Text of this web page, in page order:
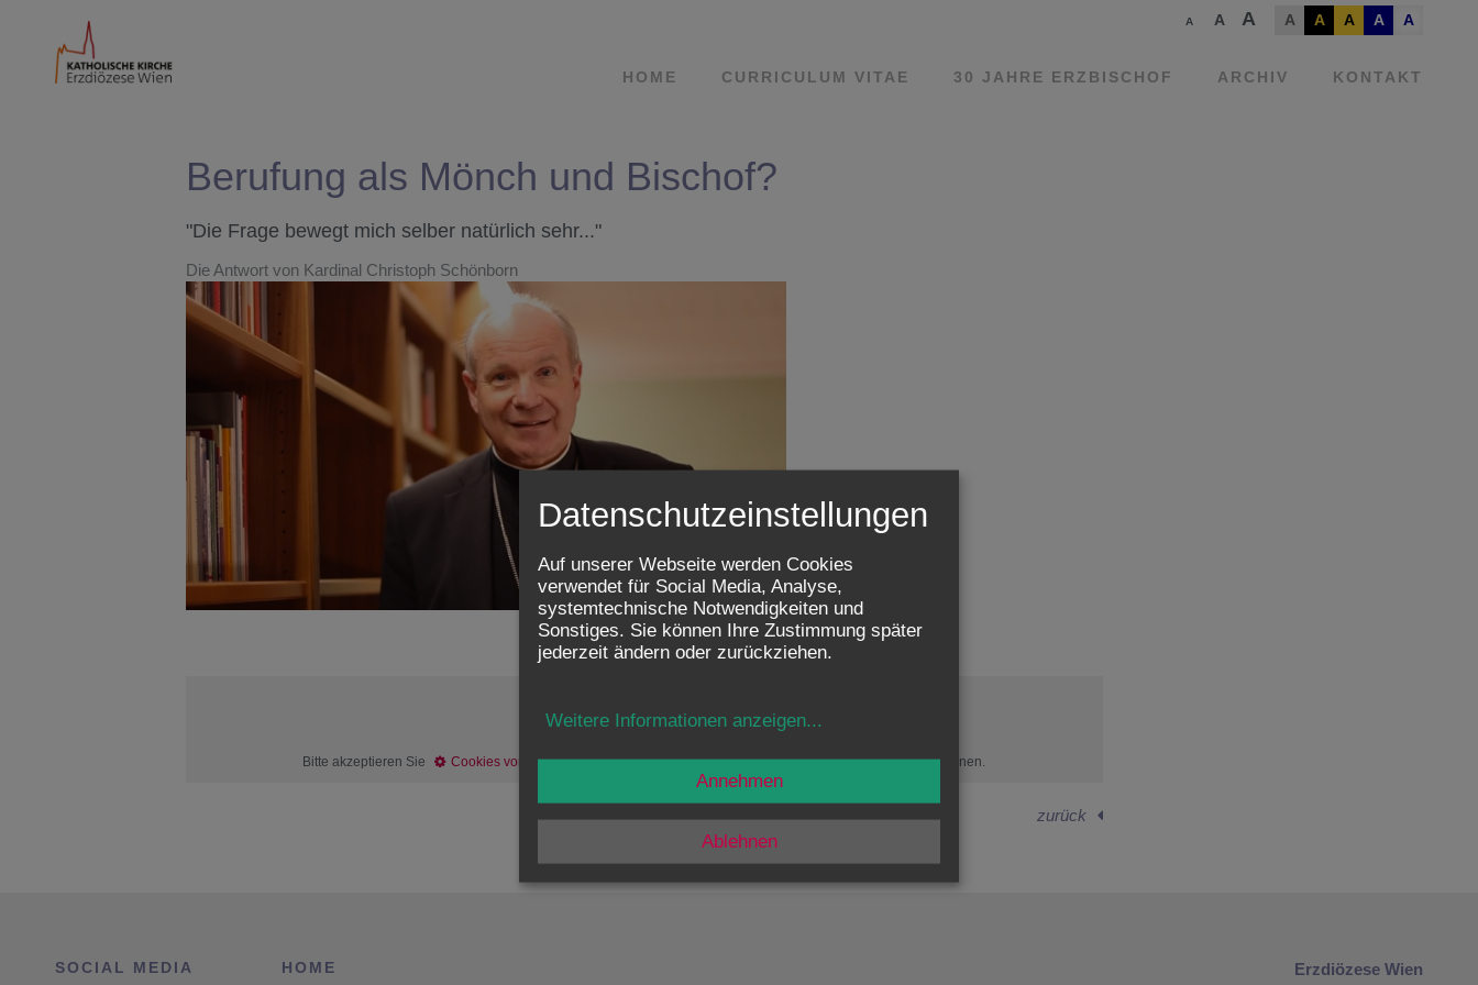
A A A A A A A A
HOME CURRICULUM VITAE 30 JAHRE ERZBISCHOF ARCHIV KONTAKT
Berufung als Mönch und Bischof?
"Die Frage bewegt mich selber natürlich sehr..."
Die Antwort von Kardinal Christoph Schönborn
Bitte akzeptieren Sie
Cookies von Youtubeund laden Sie die Seite neu, um diesen Inhalt sehen zu können.
zurück
SOCIAL MEDIA HOME
Erzdiözese Wien
Datenschutzeinstellungen
Auf unserer Webseite werden Cookies
verwendet für Social Media, Analyse,
systemtechnische Notwendigkeiten und
Sonstiges. Sie können Ihre Zustimmung später
jederzeit ändern oder zurückziehen.
Weitere Informationen anzeigen...
Ablehnen
Annehmen